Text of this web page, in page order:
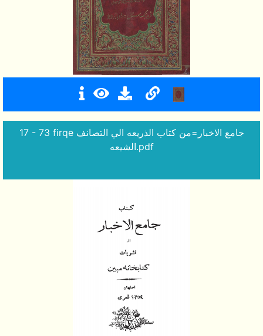
17 - 73 firqe جامع الاخبار=من كتاب الذريعه الي التصانف
الشيعه.pdf